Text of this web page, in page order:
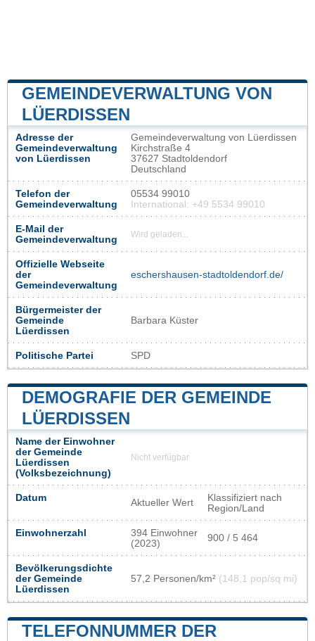
GEMEINDEVERWALTUNG VON
LÜERDISSEN
Adresse der
Gemeindeverwaltung
von Lüerdissen
Gemeindeverwaltung von Lüerdissen
Kirchstraße 4
37627 Stadtoldendorf
Deutschland
Telefon der
Gemeindeverwaltung
05534 99010
International: +49 5534 99010
E-Mail der
Gemeindeverwaltung
Wird geladen...
Offizielle Webseite
der
Gemeindeverwaltung
eschershausen-stadtoldendorf.de/
Bürgermeister der
Gemeinde
Lüerdissen
Barbara Küster
Politische Partei SPD
DEMOGRAFIE DER GEMEINDE
LÜERDISSEN
Name der Einwohner
der Gemeinde
Lüerdissen
(Volksbezeichnung)
Nicht verfügbar
Datum Aktueller Wert
Klassifiziert nach
Region/Land
Einwohnerzahl
394 Einwohner
(2023)
900 / 5 464
Bevölkerungsdichte
der Gemeinde
Lüerdissen
57,2 Personen/km² (148,1 pop/sq mi)
TELEFONNUMMER DER